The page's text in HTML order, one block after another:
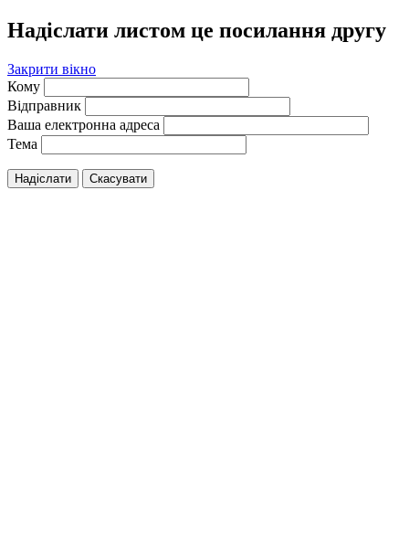
Надіслати листом це посилання другу
Закрити вікно
Кому
Відправник
Ваша електронна адреса
Тема
Надіслати Скасувати